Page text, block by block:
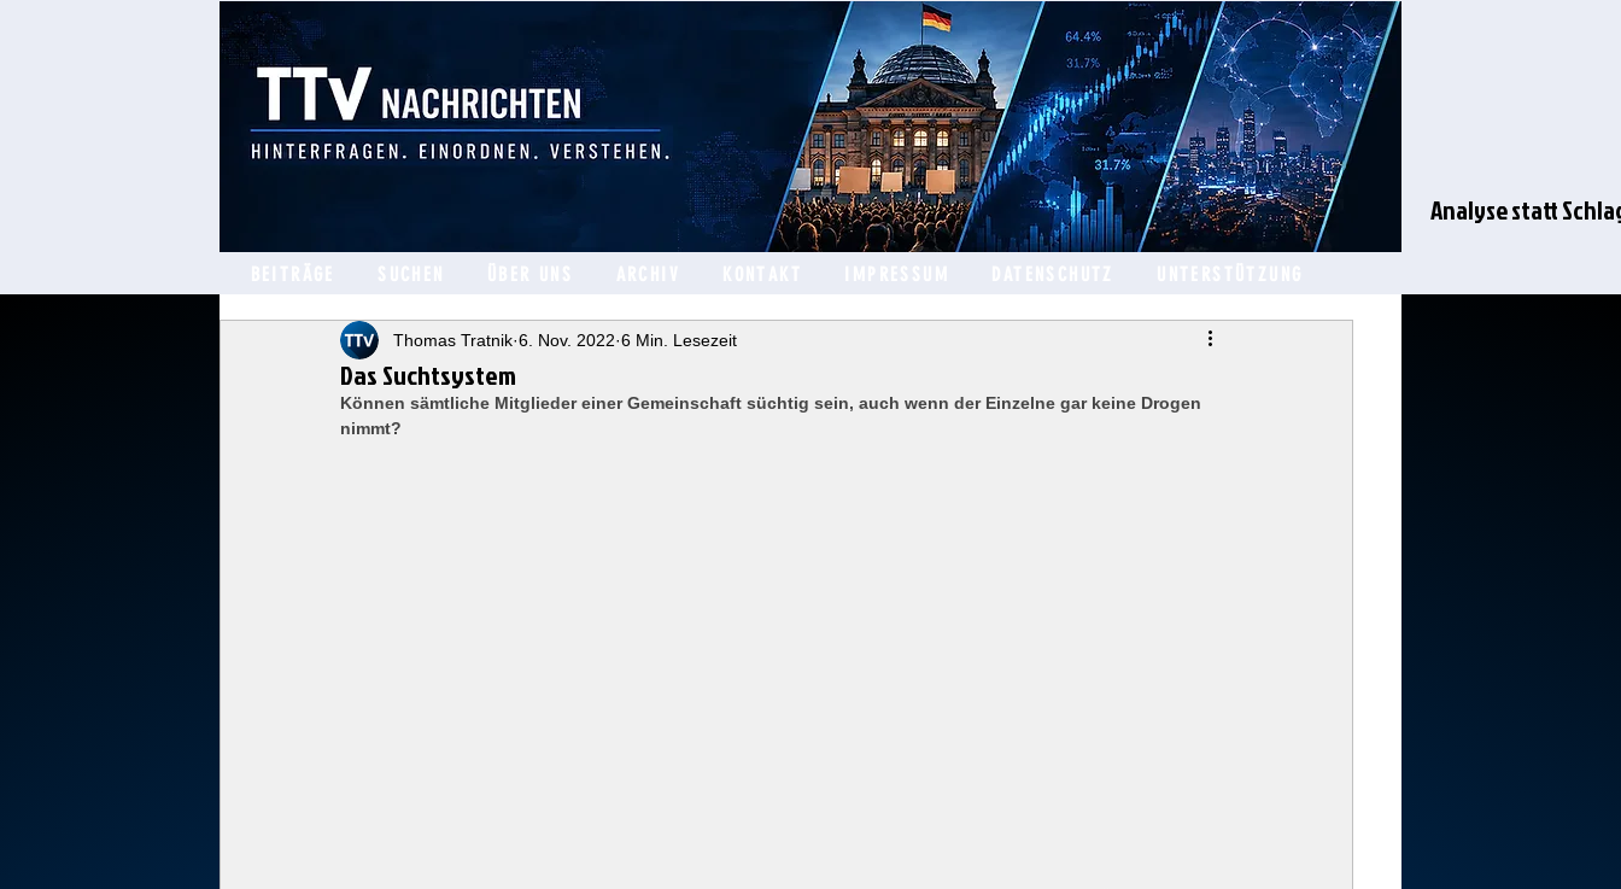
Analyse statt
Das Suchtsystem
Thomas Tratnik 6. Nov. 2022 6 Min. Lesezeit
Können sämtliche Mitglieder einer Gemeinschaft süchtig sein, auch wenn der Einzelne gar keine Drogen
nimmt?